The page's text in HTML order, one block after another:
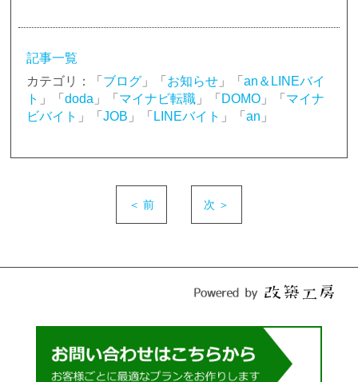
記事一覧
カテゴリ：「 ブログ」「 お知らせ」「 an＆LINEバイ
ト 」「 doda 」「 マイナビ転職」「 DOMO」「 マイナ
ビバイト 」「 JOB 」「 LINEバイト 」「 an 」
＜ 前 次 ＞